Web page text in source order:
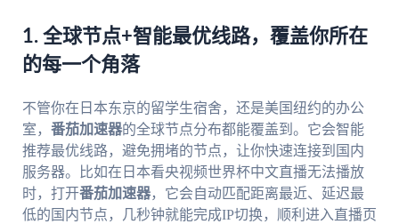
1. 全球节点+智能最优线路，覆盖你所在
的每一个角落
不管你在日本东京的留学生宿舍，还是美国纽约的办公
室， 番茄加速器的全球节点分布都能覆盖到。它会智能
推荐最优线路，避免拥堵的节点，让你快速连接到国内
服务器。比如在日本看央视频世界杯中文直播无法播放
时，打开番茄加速器，它会自动匹配距离最近、延迟最
低的国内节点，几秒钟就能完成IP切换，顺利进入直播页